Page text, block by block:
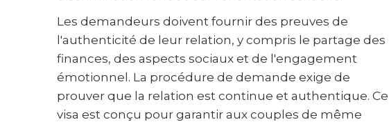
Les demandeurs doivent fournir des preuves de
l'authenticité de leur relation, y compris le partage des
finances, des aspects sociaux et de l'engagement
émotionnel. La procédure de demande exige de
prouver que la relation est continue et authentique. Ce
visa est conçu pour garantir aux couples de même